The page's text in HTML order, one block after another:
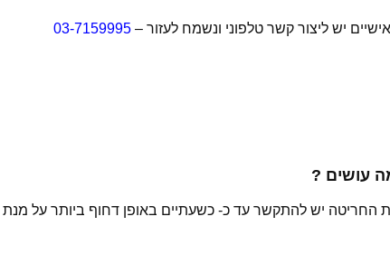
יש ליצור קשר טלפוני ונשמח לעזור – 03-7159995
עושים ?
החריטה יש להתקשר עד כ- כשעתיים באופן דחוף ביותר על